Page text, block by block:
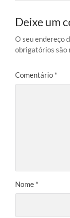
Deixe um
O seu endereço
obrigatórios são
Comentário *
Nome *